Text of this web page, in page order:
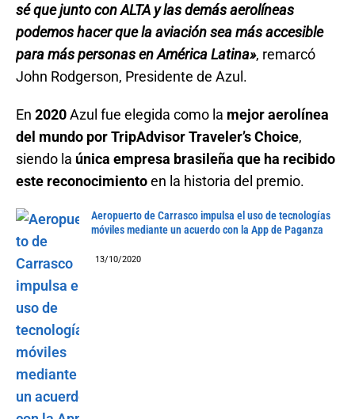
sé que junto con ALTA y las demás aerolíneas
podemos hacer que la aviación sea más accesible
para más personas en América Latina», remarcó
John Rodgerson, Presidente de Azul.
En 2020Azul fue elegida como la mejor aerolínea
del mundo por TripAdvisor Traveler’s Choice,
siendo la única empresa brasileña que ha recibido
este reconocimientoen la historia del premio.
Aeropuerto de Carrasco impulsa el uso de tecnologías
móviles mediante un acuerdo con la App de Paganza
13/10/2020